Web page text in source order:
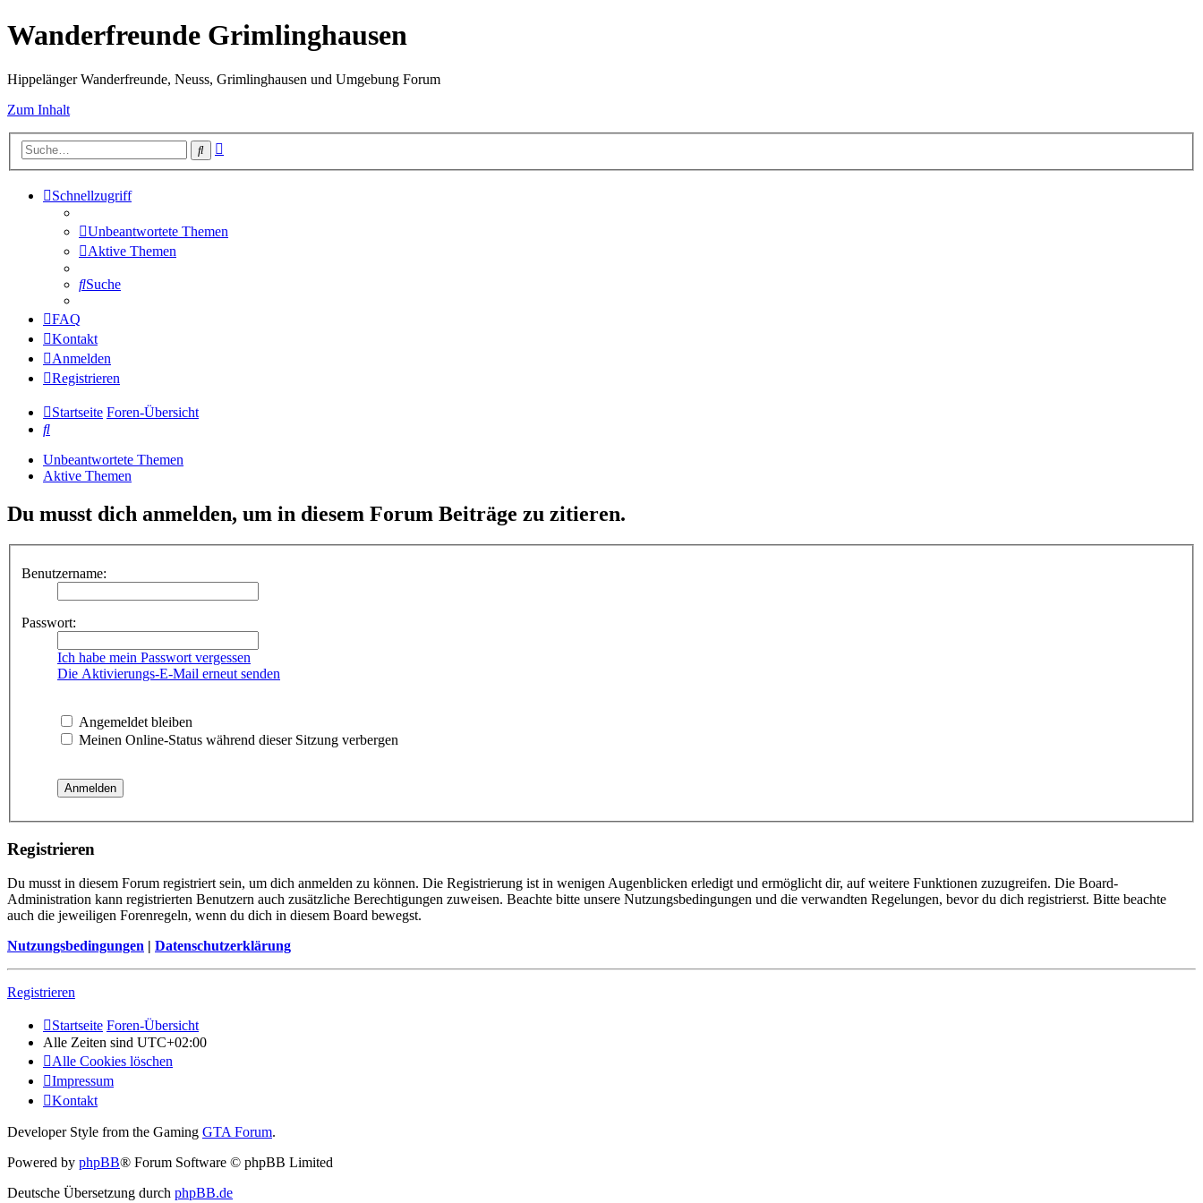
Wanderfreunde Grimlinghausen
Hippelänger Wanderfreunde, Neuss, Grimlinghausen und Umgebung Forum
Zum Inhalt
Suche
Schnellzugriff
Unbeantwortete Themen
Aktive Themen
Suche
FAQ
Kontakt
Anmelden
Registrieren
Startseite Foren-Übersicht
Suche
Unbeantwortete Themen
Aktive Themen
Du musst dich anmelden, um in diesem Forum Beiträge zu zitieren.
Benutzername:
Passwort:
Ich habe mein Passwort vergessen
Die Aktivierungs-E-Mail erneut senden
Angemeldet bleiben
Meinen Online-Status während dieser Sitzung verbergen
Registrieren
Du musst in diesem Forum registriert sein, um dich anmelden zu können. Die Registrierung ist in wenigen Augenblicken erledigt und ermöglicht dir, auf weitere Funktionen zuzugreifen. Die Board-
Administration kann registrierten Benutzern auch zusätzliche Berechtigungen zuweisen. Beachte bitte unsere Nutzungsbedingungen und die verwandten Regelungen, bevor du dich registrierst. Bitte beachte
auch die jeweiligen Forenregeln, wenn du dich in diesem Board bewegst.
Nutzungsbedingungen | Datenschutzerklärung
Registrieren
Startseite Foren-Übersicht
Alle Zeiten sind UTC+02:00
Alle Cookies löschen
Impressum
Kontakt
Developer Style from the Gaming GTA Forum.
Powered by phpBB® Forum Software © phpBB Limited
Deutsche Übersetzung durch phpBB.de